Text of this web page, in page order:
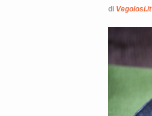
di Vegolosi.it